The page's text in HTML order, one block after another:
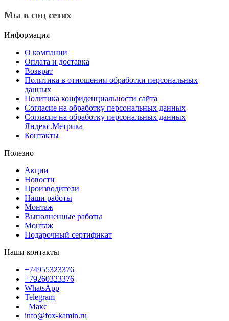
Мы в соц сетях
Информация
О компании
Оплата и доставка
Возврат
Политика в отношении обработки персональных
данных
Политика конфиденциальности сайта
Согласие на обработку персональных данных
Согласие на обработку персональных данных
Яндекс.Метрика
Контакты
Полезно
Акции
Новости
Производители
Наши работы
Монтаж
Выполненные работы
Монтаж
Подарочный сертификат
Наши контакты
+74955323376
+79260323376
WhatsApp
Telegram
Макс
info@fox-kamin.ru